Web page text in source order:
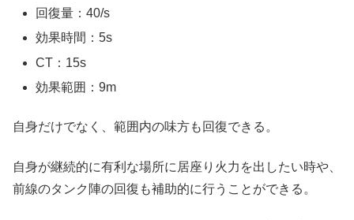
回復量：40/s
効果時間：5s
CT：15s
効果範囲：9m
自身だけでなく、範囲内の味方も回復できる。
自身が継続的に有利な場所に居座り火力を出したい時や、
前線のタンク陣の回復も補助的に行うことができる。